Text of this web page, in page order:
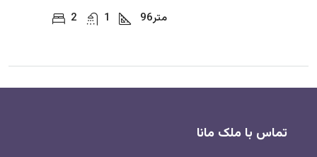
2
1 96متر
تماس با ملک مانا